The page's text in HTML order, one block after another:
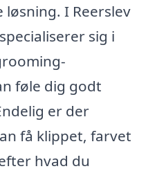
løsning. I Reerslev
sig i
føle dig godt
er der
få klippet, farvet
hvad du